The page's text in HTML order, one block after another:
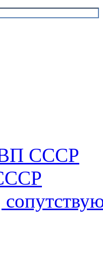
ВП СССР